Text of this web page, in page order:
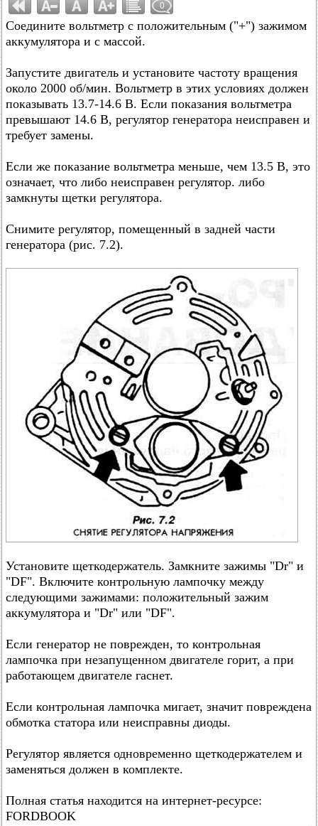
0
Соедините вольтметр с положительным ("+") зажимом
аккумулятора и с массой.
Запустите двигатель и установите частоту вращения
около 2000 об/мин. Вольтметр в этих условиях должен
показывать 13.7-14.6 В. Если показания вольтметра
превышают 14.6 В, регулятор генератора неисправен и
требует замены.
Если же показание вольтметра меньше, чем 13.5 В, это
означает, что либо неисправен регулятор. либо
замкнуты щетки регулятора.
Снимите регулятор, помещенный в задней части
генератора (рис. 7.2).
Установите щеткодержатель. Замкните зажимы "Dr" и
"DF". Включите контрольную лампочку между
следующими зажимами: положительный зажим
аккумулятора и "Dr" или "DF".
Если генератор не поврежден, то контрольная
лампочка при незапущенном двигателе горит, а при
работающем двигателе гаснет.
Если контрольная лампочка мигает, значит повреждена
обмотка статора или неисправны диоды.
Регулятор является одновременно щеткодержателем и
заменяться должен в комплекте.
Полная статья находится на интернет-ресурсе:
FORDBOOK